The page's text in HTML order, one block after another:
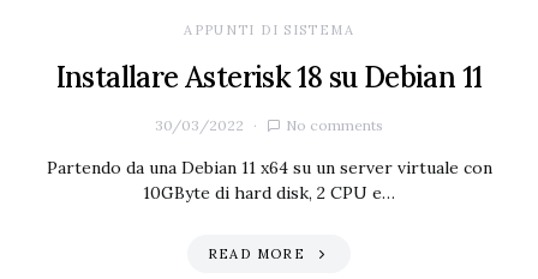
APPUNTI DI SISTEMA
Installare Asterisk 18 su Debian 11
30/03/2022 No comments
Partendo da una Debian 11 x64 su un server virtuale con
10GByte di hard disk, 2 CPU e…
READ MORE